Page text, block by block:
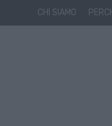
CHI SIAMO